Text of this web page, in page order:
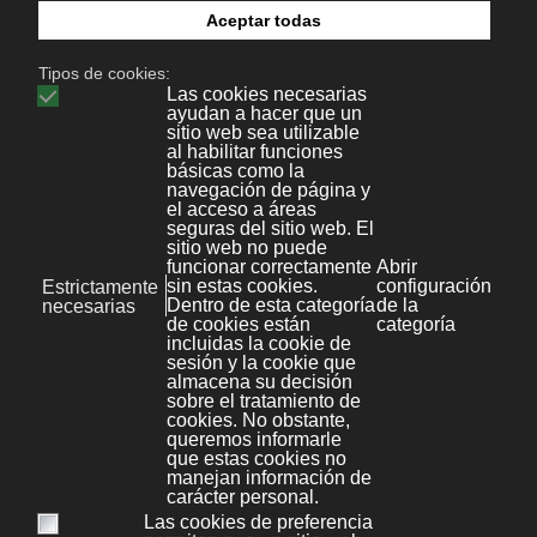
comité de dirección formado por personas de
la compañía. Controle las demandas de los
usuarios o de lo contrario el proceso se
romperá. Y, sobre todo, desarrolle una buena
capacidad para las relaciones interpersonales:
Compruebe que los usuarios están
satisfechos y comprenda que su cargo es
agobiante y que se encontrará forzado al
La habilidad y la capacidad comercial son
componentes críticos para un CIO.
Concéntrese en proyectos que generen
ingresos y ahorren dinero. Desarrolle y
mantenga relaciones con los otros ejecutivos
y forme parte del círculo de personas que
adoptan decisiones sobre el futuro de la
compañía. Si a esto se añade una